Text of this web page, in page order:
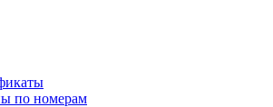
по номерам